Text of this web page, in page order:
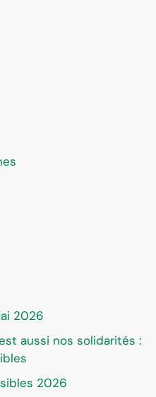
2026
aussi nos solidarités :
2026